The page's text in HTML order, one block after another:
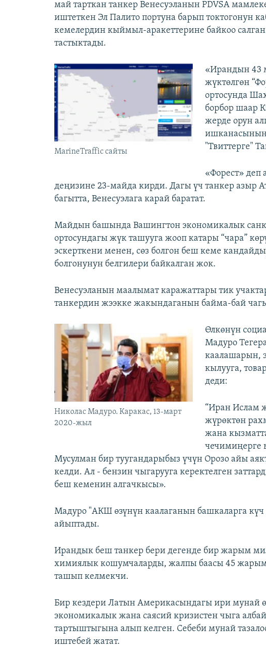
май тарткан танкер Венесуэланын PDVSA
иштеткен Эл Палито портуна барып токтогонун
кемелердин кыймыл-аракеттерине байкоо
тастыктады.
MarineTraffic cайты
«Ирандын 43
жүктөлгөн
ортосунда
борбор шаар
жерде орун
ишканасынын
"Твиттерге"
«Форест» деп
деңизине 23-майда кирди. Дагы үч танкер азыр
багытта, Венесуэлага карай баратат.
Майдын башында Вашингтон экономикалык
ортосундагы жүк ташууга жооп катары “чара”
эскерткени менен, сөз болгон беш кеме
болгонунун белгилери байкалган жок.
Венесуэланын маалымат каражаттары тик
танкердин жээкке жакындаганын байма-бай
Николас Мадуро. Каракас, 13-март
2020-жыл
Өлкөнүн
Мадуро
каалашарын,
кылууга,
деди:
“Иран Ислам
жүрөктөн
жана
чечимиңерге
Мусулман бир туугандарыбыз үчүн Орозо айы
келди. Ал - бензин чыгарууга керектелген
беш кеменин алгачкысы».
Мадуро "АКШ өзүнүн каалаганын башкаларга күч
айыптады.
Ирандык беш танкер бери дегенде бир жарым
химиялык кошумчаларды, жалпы баасы 45
ташып келмекчи.
Бир кездери Латын Америкасындагы ири мунай
экономикалык жана саясий кризистен чыга
тартыштыгына алып келген. Себеби мунай
иштебей жатат.